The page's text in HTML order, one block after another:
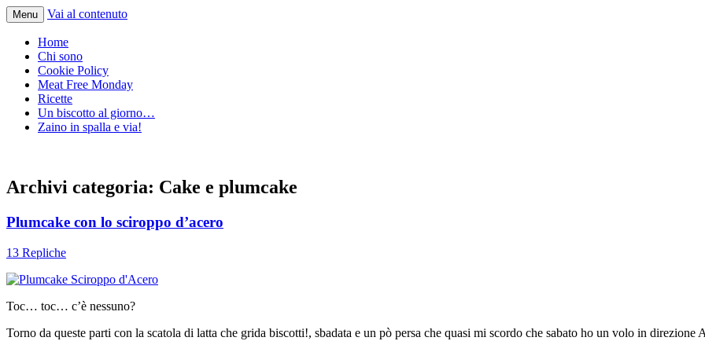
Menu Vai al contenuto
Home
Chi sono
Cookie Policy
Meat Free Monday
Ricette
Un biscotto al giorno…
Zaino in spalla e via!
Archivi categoria: Cake e plumcake
Plumcake con lo sciroppo d’acero
13 Repliche
Toc… toc… c’è nessuno?
Torno da queste parti con la scatola di latta che grida biscotti!, sbadata e un pò persa che quasi mi scordo che sabato ho un volo in direzione